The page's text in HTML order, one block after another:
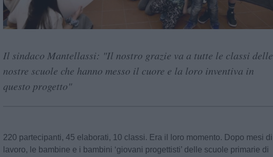
Il sindaco Mantellassi: "Il nostro grazie va a tutte le classi delle
nostre scuole che hanno messo il cuore e la loro inventiva in
questo progetto"
220 partecipanti, 45 elaborati, 10 classi. Era il loro momento. Dopo mesi di
lavoro, le bambine e i bambini ‘giovani progettisti’ delle scuole primarie di